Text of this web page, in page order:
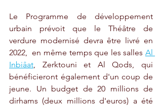
Le Programme de développement
urbain prévoit que le Théâtre de
verdure modernisé devra être livré en
2022,  en même temps que les salles Al
Inbiâat, Zerktouni et Al Qods, qui
bénéficieront également d'un coup de
jeune. Un budget de 20 millions de
dirhams (deux millions d'euros) a été